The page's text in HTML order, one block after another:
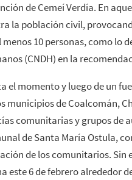
de Cemeí Verdía. En
la población civil,
menos 10 personas, como lo
(CNDH) en la
el momento y luego de un
municipios de Coalcomán,
comunitarias y grupos de
de Santa María Ostula,
de los comunitarios. Sin
este 6 de febrero alrededor